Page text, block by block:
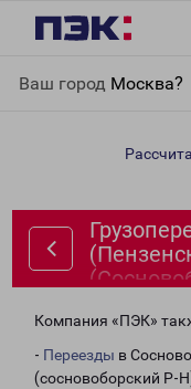
Ваш город Москва?
(Пензенская обл.)
Компания «ПЭК»
- Переезды в
(сосновоборский Р-